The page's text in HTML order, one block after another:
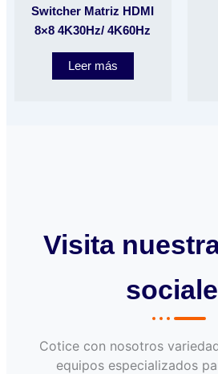
Switcher Matriz HDMI
8×8 4K30Hz/ 4K60Hz
Leer más
Visita
Cotice con nosotros
equipos especializados